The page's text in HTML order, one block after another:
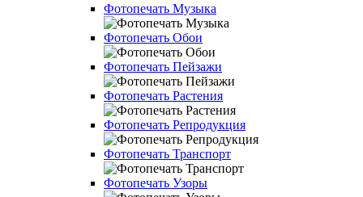
Фотопечать Музыка
Фотопечать Обои
Фотопечать Пейзажи
Фотопечать Растения
Фотопечать Репродукция
Фотопечать Транспорт
Фотопечать Узоры